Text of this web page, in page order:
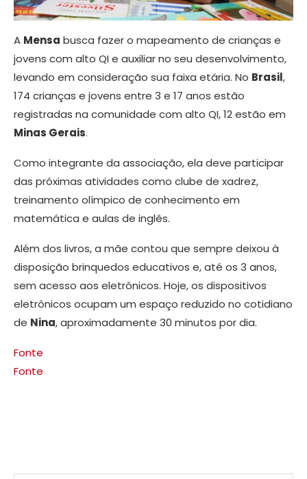
A Mensa busca fazer o mapeamento de crianças e
jovens com alto QI e auxiliar no seu desenvolvimento,
levando em consideração sua faixa etária. No Brasil,
174 crianças e jovens entre 3 e 17 anos estão
registradas na comunidade com alto QI, 12 estão em
Minas Gerais.
Como integrante da associação, ela deve participar
das próximas atividades como clube de xadrez,
treinamento olímpico de conhecimento em
matemática e aulas de inglês.
Além dos livros, a mãe contou que sempre deixou à
disposição brinquedos educativos e, até os 3 anos,
sem acesso aos eletrônicos. Hoje, os dispositivos
eletrônicos ocupam um espaço reduzido no cotidiano
de Nina, aproximadamente 30 minutos por dia.
Fonte
Fonte